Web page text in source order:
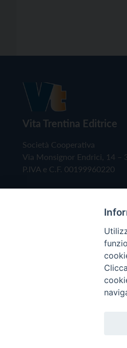
Vita Trentina Editrice
Società Cooperativa
Via Monsignor Endrici, 14 –
P.IVA e C.F. 00199960220
Copyright © 2019 -